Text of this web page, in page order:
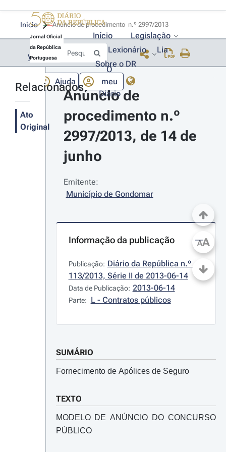
Jornal Oficial
da República
Portuguesa
Início
Legislação
Lexionário
Lia
Sobre o DR
Ajuda
O
meu
Diário
Início
Voltar
Relacionados
Ato
Original
Anúncio de
procedimento n.º
2997/2013, de 14 de
junho
Emitente:
Município de Gondomar
Informação da publicação
Publicação: Diário da República n.º
113/2013, Série II de 2013-06-14
Data de Publicação: 2013-06-14
Parte: L - Contratos públicos
SUMÁRIO
Fornecimento de Apólices de Seguro
TEXTO
MODELO DE ANÚNCIO DO CONCURSO
PÚBLICO
AA